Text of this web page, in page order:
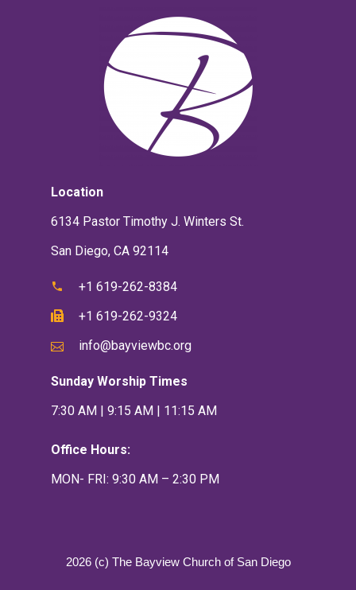
Location
6134 Pastor Timothy J. Winters St.
San Diego, CA 92114
+1 619-262-8384
+1 619-262-9324
info@bayviewbc.org
Sunday Worship Times
7:30 AM | 9:15 AM | 11:15 AM
Office Hours:
MON- FRI: 9:30 AM – 2:30 PM
2026 (c) The Bayview Church of San Diego